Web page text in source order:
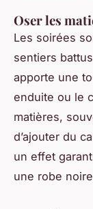
Oser les
Les soirées
sentiers
apporte une
enduite ou le
matières,
d’ajouter du
un effet
une robe